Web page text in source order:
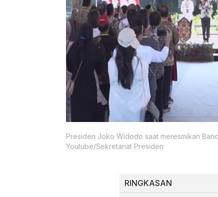
Presiden Joko Widodo saat meresmikan
Youtube/Sekretariat Presiden
RINGKASAN